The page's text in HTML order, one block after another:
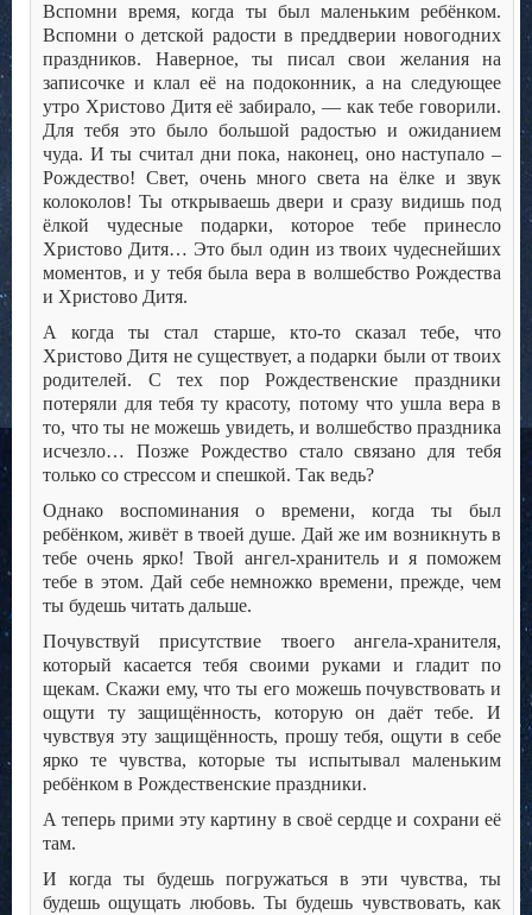
Вспомни время, когда ты был маленьким ребёнком.
Вспомни о детской радости в преддверии новогодних
праздников. Наверное, ты писал свои желания на
записочке и клал её на подоконник, а на следующее
утро Христово Дитя её забирало, — как тебе говорили.
Для тебя это было большой радостью и ожиданием
чуда. И ты считал дни пока, наконец, оно наступало –
Рождество! Свет, очень много света на ёлке и звук
колоколов! Ты открываешь двери и сразу видишь под
ёлкой чудесные подарки, которое тебе принесло
Христово Дитя… Это был один из твоих чудеснейших
моментов, и у тебя была вера в волшебство Рождества
и Христово Дитя.
А когда ты стал старше, кто-то сказал тебе, что
Христово Дитя не существует, а подарки были от твоих
родителей. С тех пор Рождественские праздники
потеряли для тебя ту красоту, потому что ушла вера в
то, что ты не можешь увидеть, и волшебство праздника
исчезло… Позже Рождество стало связано для тебя
только со стрессом и спешкой. Так ведь?
Однако воспоминания о времени, когда ты был
ребёнком, живёт в твоей душе. Дай же им возникнуть в
тебе очень ярко! Твой ангел-хранитель и я поможем
тебе в этом. Дай себе немножко времени, прежде, чем
ты будешь читать дальше.
Почувствуй присутствие твоего ангела-хранителя,
который касается тебя своими руками и гладит по
щекам. Скажи ему, что ты его можешь почувствовать и
ощути ту защищённость, которую он даёт тебе. И
чувствуя эту защищённость, прошу тебя, ощути в себе
ярко те чувства, которые ты испытывал маленьким
ребёнком в Рождественские праздники.
А теперь прими эту картину в своё сердце и сохрани её
там.
И когда ты будешь погружаться в эти чувства, ты
будешь ощущать любовь. Ты будешь чувствовать, как